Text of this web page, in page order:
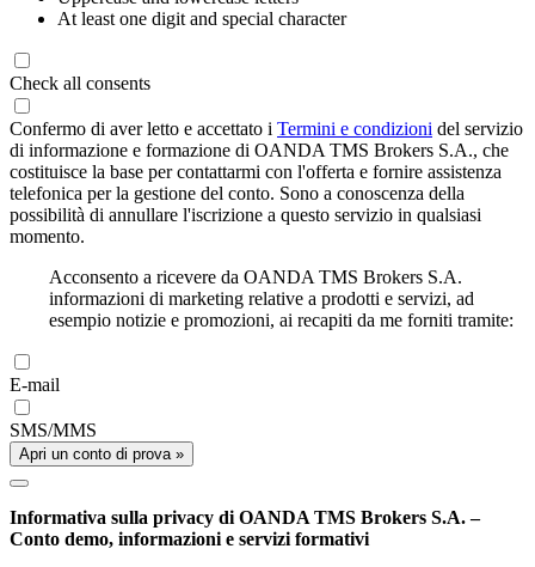
At least one digit and special character
Check all consents
Confermo di aver letto e accettato i Termini e condizioni del servizio
di informazione e formazione di OANDA TMS Brokers S.A., che
costituisce la base per contattarmi con l'offerta e fornire assistenza
telefonica per la gestione del conto. Sono a conoscenza della
possibilità di annullare l'iscrizione a questo servizio in qualsiasi
momento.
Acconsento a ricevere da OANDA TMS Brokers S.A.
informazioni di marketing relative a prodotti e servizi, ad
esempio notizie e promozioni, ai recapiti da me forniti tramite:
E-mail
SMS/MMS
Apri un conto di prova »
Informativa sulla privacy di OANDA TMS Brokers S.A. –
Conto demo, informazioni e servizi formativi